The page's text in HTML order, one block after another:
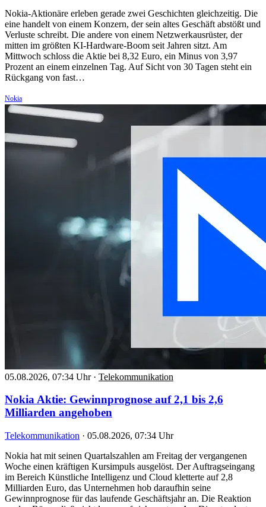
Nokia-Aktionäre erleben gerade zwei Geschichten gleichzeitig. Die
eine handelt von einem Konzern, der sein altes Geschäft abstößt und
Verluste schreibt. Die andere von einem Netzwerkausrüster, der
mitten im größten KI-Hardware-Boom seit Jahren sitzt. Am
Mittwoch schloss die Aktie bei 8,32 Euro, ein Minus von 3,97
Prozent an einem einzelnen Tag. Auf Sicht von 30 Tagen steht ein
Rückgang von fast…
Nokia
05.08.2026, 07:34 Uhr · Telekommunikation
Nokia Aktie: Gewinnprognose auf 2,1 bis 2,6
Milliarden angehoben
Telekommunikation · 05.08.2026, 07:34 Uhr
Nokia hat mit seinen Quartalszahlen am Freitag der vergangenen
Woche einen kräftigen Kursimpuls ausgelöst. Der Auftragseingang
im Bereich Künstliche Intelligenz und Cloud kletterte auf 2,8
Milliarden Euro, das Unternehmen hob daraufhin seine
Gewinnprognose für das laufende Geschäftsjahr an. Die Reaktion